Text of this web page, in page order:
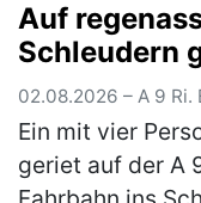
Auf
Schleudern
02.08.2026 – A 9 Ri.
Ein mit vier
geriet auf der A